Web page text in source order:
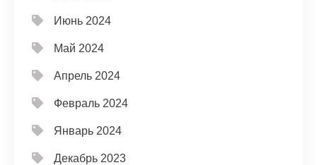
Июнь 2024
Май 2024
Апрель 2024
Февраль 2024
Январь 2024
Декабрь 2023